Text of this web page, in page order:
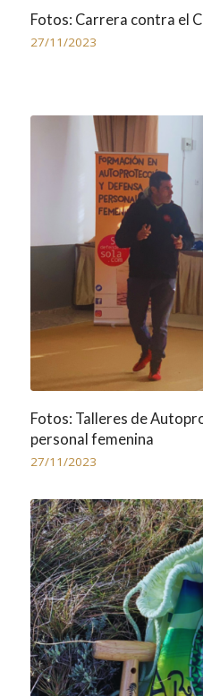
Fotos: Carrera contra el
27/11/2023
Fotos: Talleres de
personal femenina
27/11/2023